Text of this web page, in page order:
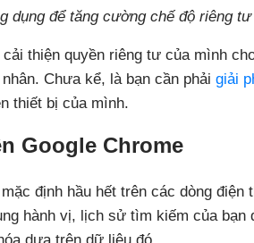
dụng để tăng cường chế độ riêng
thiện quyền riêng tư của mình
Chưa kể, là bạn cần phải giải
thiết bị của mình.
Google Chrome
định hầu hết trên các dòng
hành vị, lịch sử tìm kiếm của bạn
dựa trên dữ liệu đó.